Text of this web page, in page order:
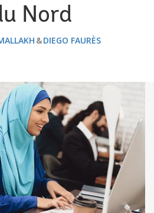
Nord
DIEGO FAURÈS